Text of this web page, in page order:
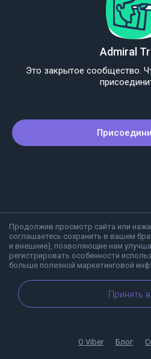
Продолжив просмотр сайта или
соглашаетесь сохранить в вашем
и внешние), позволяющие нам
регистрировать особенности
больше полезной маркетинговой
Принять
Admiral
Это закрытое сообщество.
О Viber Блог